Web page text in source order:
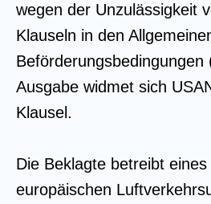
wegen der Unzulässigkeit
Klauseln in den
Beförderungsbedingungen
Ausgabe widmet sich
Klausel.
Die Beklagte betreibt
europäischen